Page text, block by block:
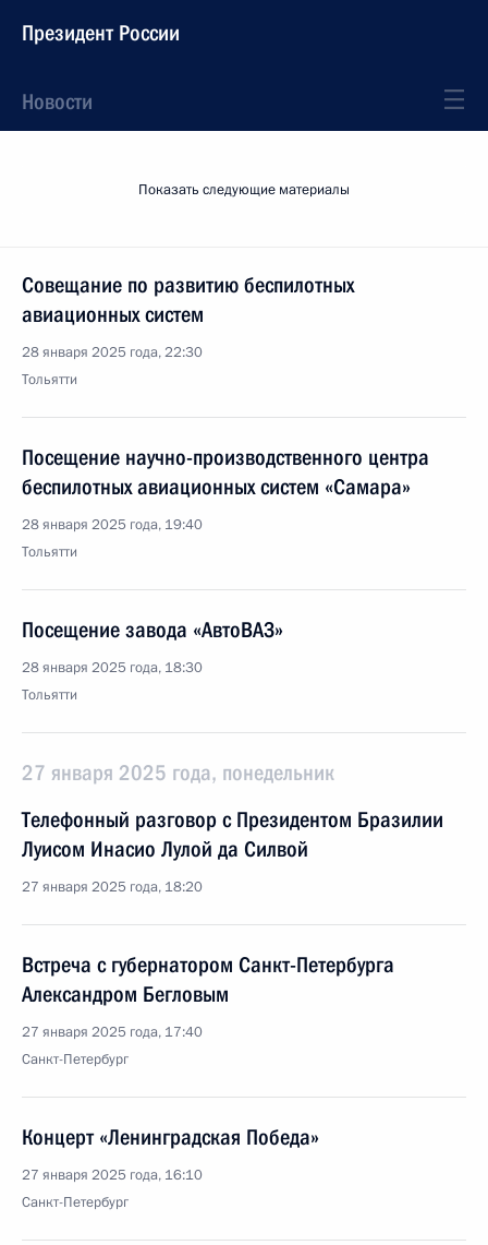
Президент России
Новости
Показать следующие материалы
Совещание по развитию беспилотных
авиационных систем
28 января 2025 года, 22:30
Тольятти
Посещение научно-производственного центра
беспилотных авиационных систем «Самара»
28 января 2025 года, 19:40
Тольятти
Посещение завода «АвтоВАЗ»
28 января 2025 года, 18:30
Тольятти
27 января 2025 года, понедельник
Телефонный разговор с Президентом Бразилии
Луисом Инасио Лулой да Силвой
27 января 2025 года, 18:20
Встреча с губернатором Санкт-Петербурга
Александром Бегловым
27 января 2025 года, 17:40
Санкт-Петербург
Концерт «Ленинградская Победа»
27 января 2025 года, 16:10
Санкт-Петербург